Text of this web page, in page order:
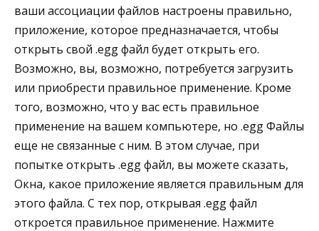
ваши ассоциации файлов настроены правильно,
приложение, которое предназначается, чтобы
открыть свой .egg файл будет открыть его.
Возможно, вы, возможно, потребуется загрузить
или приобрести правильное применение. Кроме
того, возможно, что у вас есть правильное
применение на вашем компьютере, но .egg Файлы
еще не связанные с ним. В этом случае, при
попытке открыть .egg файл, вы можете сказать,
Окна, какое приложение является правильным для
этого файла. С тех пор, открывая .egg файл
откроется правильное применение. Нажмите